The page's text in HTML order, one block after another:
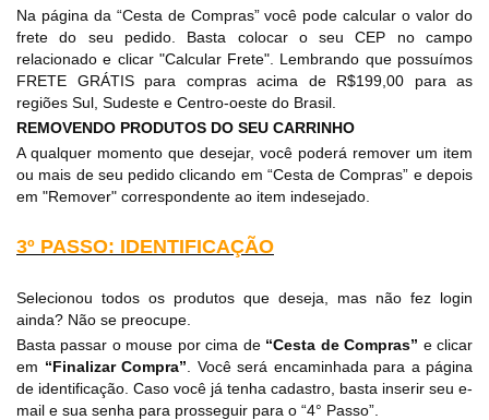
Na página da “Cesta de Compras” você pode calcular o valor do
frete do seu pedido. Basta colocar o seu CEP no campo
relacionado e clicar "Calcular Frete". Lembrando que possuímos
FRETE GRÁTIS para compras acima de R$199,00 para as
regiões Sul, Sudeste e Centro-oeste do Brasil.
REMOVENDO PRODUTOS DO SEU CARRINHO
A qualquer momento que desejar, você poderá remover um item
ou mais de seu pedido clicando em “Cesta de Compras” e depois
em "Remover" correspondente ao item indesejado.
3º PASSO: IDENTIFICAÇÃO
Selecionou todos os produtos que deseja, mas não fez login
ainda? Não se preocupe.
Basta passar o mouse por cima de “Cesta de Compras” e clicar
em “Finalizar Compra” . Você será encaminhada para a página
de identificação. Caso você já tenha cadastro, basta inserir seu e-
mail e sua senha para prosseguir para o “4° Passo”.